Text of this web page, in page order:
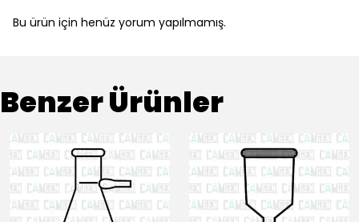
Bu ürün için henüz yorum yapılmamış.
Benzer Ürünler